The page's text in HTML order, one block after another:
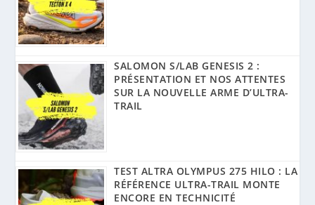
SALOMON S/LAB GENESIS 2 :
PRÉSENTATION ET NOS ATTENTES
SUR LA NOUVELLE ARME D’ULTRA-
TRAIL
TEST ALTRA OLYMPUS 275 HILO : LA
RÉFÉRENCE ULTRA-TRAIL MONTE
ENCORE EN TECHNICITÉ